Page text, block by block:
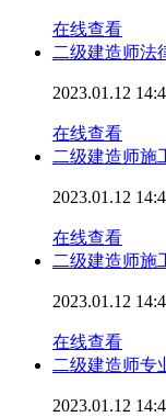
在线查看
二级建造师法
2023.01.12
在线查看
二级建造师施
2023.01.12
在线查看
二级建造师施
2023.01.12
在线查看
二级建造师专
2023.01.12